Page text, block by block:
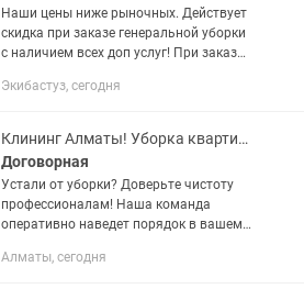
Наши цены ниже рыночных. Действует
скидка при заказе генеральной уборки
с наличием всех доп услуг! При заказе
МИКРОВОЛНОВКИ И ВЫТЯЖКИ В
Экибастуз, сегодня
Клининг Алматы! Уборка квартир, домов! Клининговые услуги компания
Договорная
Устали от уборки? Доверьте чистоту
профессионалам! Наша команда
оперативно наведет порядок в вашем
Работаем без выходных и праздников.
Алматы, сегодня